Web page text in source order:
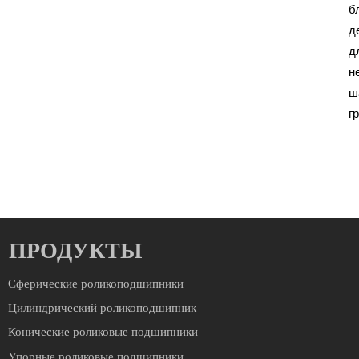
ПРОДУКТЫ
Сферические роликоподшипники
Цилиндрический роликоподшипник
Конические роликовые подшипники
Упорные роликовые подшипники